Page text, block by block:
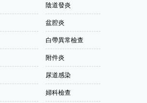
陰道發炎
盆腔炎
白帶異常檢查
附件炎
尿道感染
婦科檢查